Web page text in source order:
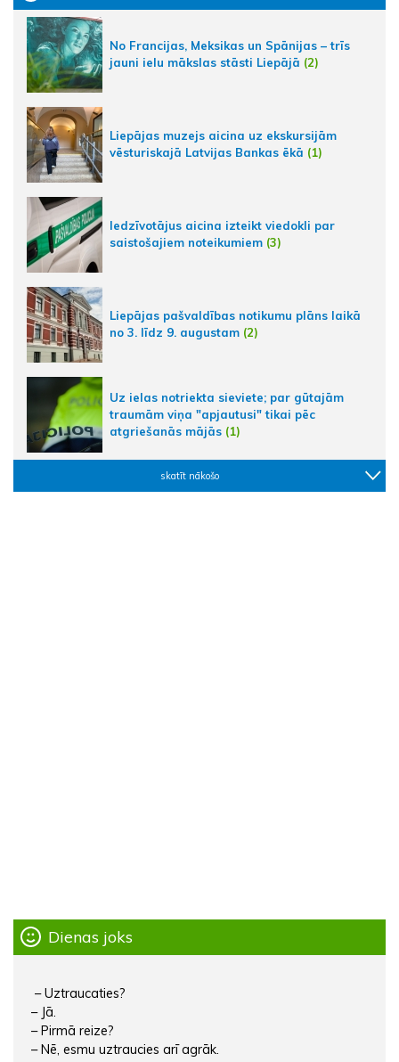
No Francijas, Meksikas un Spānijas – trīs
jauni ielu mākslas stāsti Liepājā (2)
Liepājas muzejs aicina uz ekskursijām
vēsturiskajā Latvijas Bankas ēkā (1)
Iedzīvotājus aicina izteikt viedokli par
saistošajiem noteikumiem (3)
Liepājas pašvaldības notikumu plāns laikā
no 3. līdz 9. augustam (2)
Uz ielas notriekta sieviete; par gūtajām
traumām viņa "apjautusi" tikai pēc
atgriešanās mājās (1)
skatīt nākošo
Dienas joks
– Uztraucaties?
– Jā.
– Pirmā reize?
– Nē, esmu uztraucies arī agrāk.